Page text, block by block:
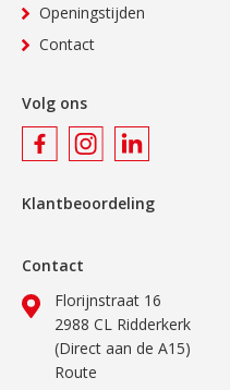
Openingstijden
Contact
Volg ons
Klantbeoordeling
Contact
Florijnstraat 16
2988 CL Ridderkerk
(Direct aan de A15)
Route